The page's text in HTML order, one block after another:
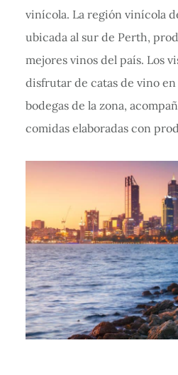
vinícola. La región vinícola
ubicada al sur de Perth,
mejores vinos del país. Los
disfrutar de catas de vino en
bodegas de la zona,
comidas elaboradas con